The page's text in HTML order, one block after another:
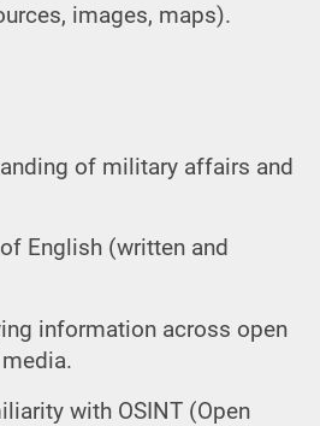
images, maps).
of military affairs and
English (written and
information across open
with OSINT (Open